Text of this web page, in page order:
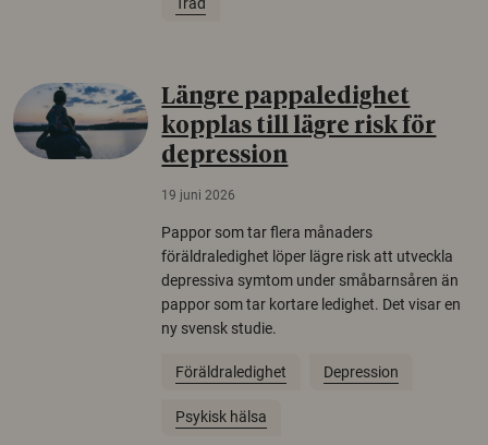
Längre pappaledighet
kopplas till lägre risk för
depression
19 juni 2026
Pappor som tar flera månaders
föräldraledighet löper lägre risk att utveckla
depressiva symtom under småbarnsåren än
pappor som tar kortare ledighet. Det visar en
ny svensk studie.
Föräldraledighet Depression
Psykisk hälsa